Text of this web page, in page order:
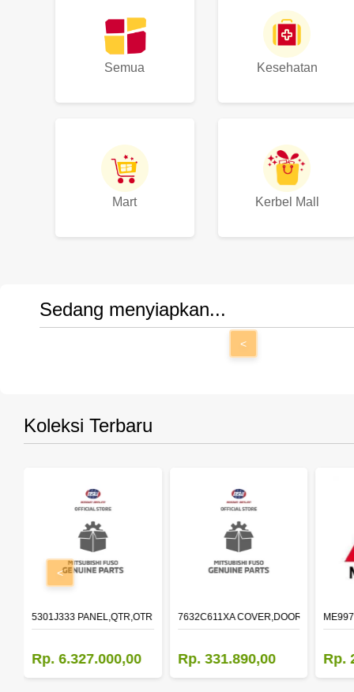
Semua Kesehatan
Mart Kerbel Mall
Sedang menyiapkan...
<
Koleksi Terbaru
5301J333 PANEL,QTR,OTR LH
Rp. 6.327.000,00
7632C611XA COVER,DOOR
Rp. 331.890,00 Rp.
<